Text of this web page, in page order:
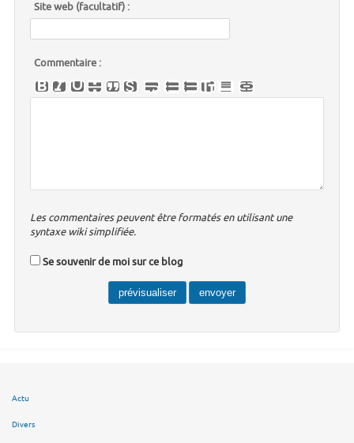
Site web (facultatif) :
Commentaire :
Les commentaires peuvent être formatés en utilisant une
syntaxe wiki simplifiée.
Se souvenir de moi sur ce blog
Actu
Divers